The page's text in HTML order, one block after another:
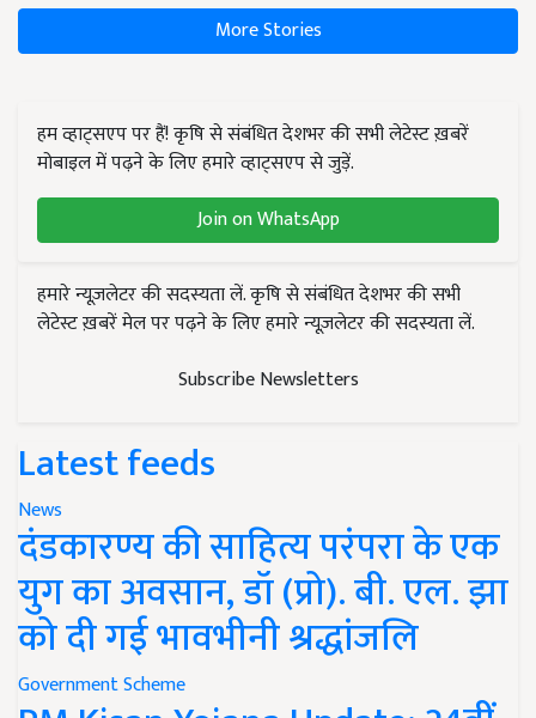
More Stories
हम व्हाट्सएप पर हैं! कृषि से संबंधित देशभर की सभी लेटेस्ट ख़बरें
मोबाइल में पढ़ने के लिए हमारे व्हाट्सएप से जुड़ें.
Join on WhatsApp
हमारे न्यूज़लेटर की सदस्यता लें. कृषि से संबंधित देशभर की सभी
लेटेस्ट ख़बरें मेल पर पढ़ने के लिए हमारे न्यूज़लेटर की सदस्यता लें.
Subscribe Newsletters
Latest feeds
News
दंडकारण्य की साहित्य परंपरा के एक
युग का अवसान, डॉ (प्रो). बी. एल. झा
को दी गई भावभीनी श्रद्धांजलि
Government Scheme